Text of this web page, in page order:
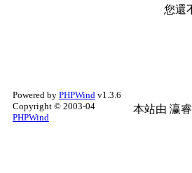
您還
Powered by PHPWind v1.3.6
Copyright © 2003-04
PHPWind
本站由 瀛